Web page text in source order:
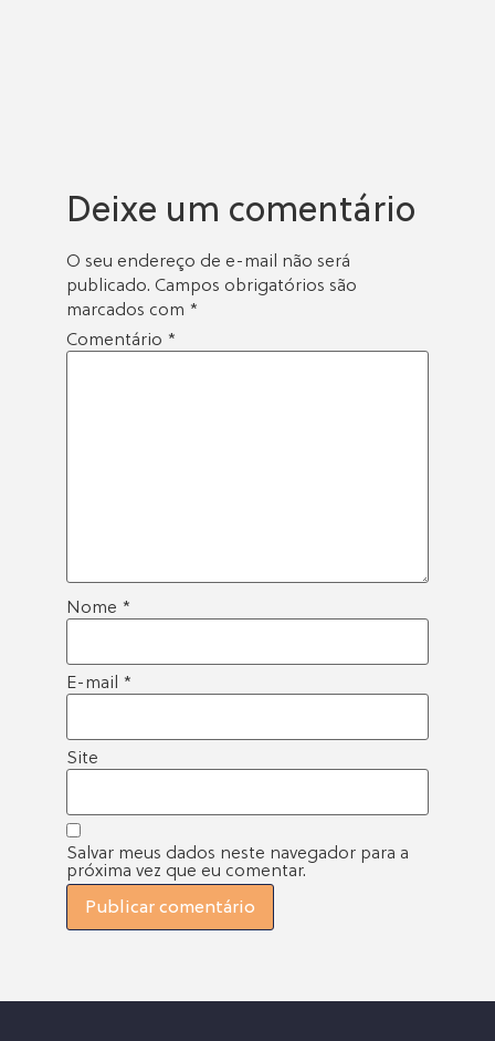
Deixe um comentário
O seu endereço de e-mail não será
publicado. Campos obrigatórios são
marcados com *
Comentário *
Nome *
E-mail *
Site
Salvar meus dados neste navegador para a
próxima vez que eu comentar.